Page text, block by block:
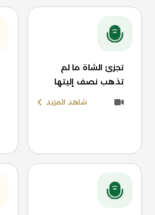
تجزئ الشاة ما لم
تذهب نصف إليتها
شاهد المزيد